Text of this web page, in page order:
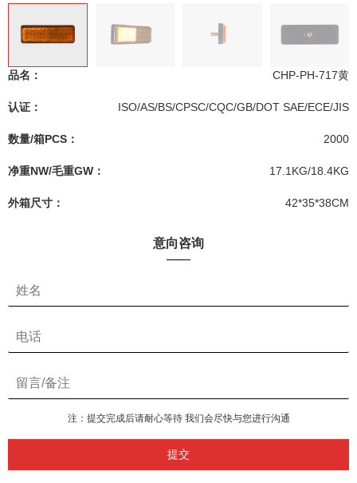
品名： CHP-PH-717黄
认证： ISO/AS/BS/CPSC/CQC/GB/DOT SAE/ECE/JIS
数量/箱PCS： 2000
净重NW/毛重GW： 17.1KG/18.4KG
外箱尺寸： 42*35*38CM
意向咨询
提交
注：提交完成后请耐心等待 我们会尽快与您进行沟通